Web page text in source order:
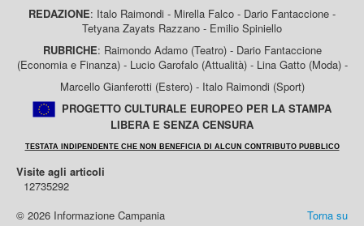
REDAZIONE: Italo Raimondi - Mirella Falco - Dario Fantaccione -
Tetyana Zayats Razzano - Emilio Spiniello
RUBRICHE: Raimondo Adamo (Teatro) - Dario Fantaccione
(Economia e Finanza) - Lucio Garofalo (Attualità) - Lina Gatto (Moda) -
Marcello Gianferotti (Estero) - Italo Raimondi (Sport)
PROGETTO CULTURALE EUROPEO PER LA STAMPA
LIBERA E SENZA CENSURA
TESTATA INDIPENDENTE CHE NON BENEFICIA DI ALCUN CONTRIBUTO PUBBLICO
Visite agli articoli
12735292
Torna su
© 2026 Informazione Campania